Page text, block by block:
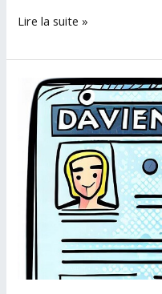
L’assurance
sans
frais
de
dossier
Lire la suite »